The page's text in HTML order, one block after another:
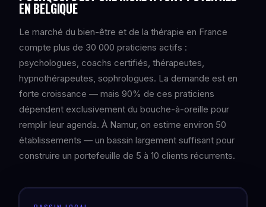
EN BELGIQUE
Le marché du bien-être et de la thérapie en France
compte plus de 30 000 praticiens actifs :
psychologues, coachs certifiés, thérapeutes,
hypnothérapeutes, sophrologues. La demande est en
forte croissance — mais 90% de ces praticiens
dépendent exclusivement du bouche-à-oreille pour
remplir leur agenda. À Namur, on estime environ 50
établissements — un bassin largement suffisant pour
construire un portefeuille de 5 à 10 clients récurrents.